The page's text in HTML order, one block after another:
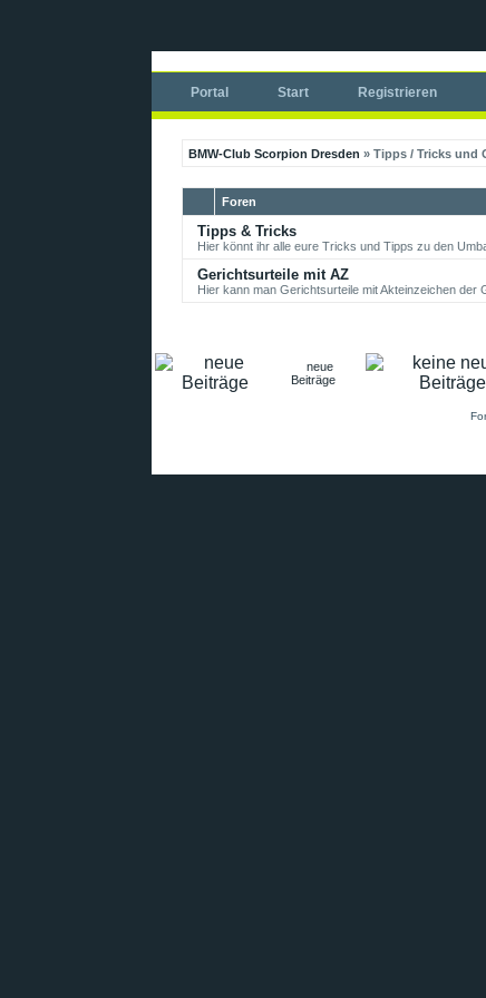
Portal Start Registrieren
BMW-Club Scorpion Dresden » Tipps / Tricks und
Foren
Tipps & Tricks
Hier könnt ihr alle eure Tricks und Tipps zu den
Gerichtsurteile mit AZ
Hier kann man Gerichtsurteile mit Akteinzeichen der
neue
Beiträge